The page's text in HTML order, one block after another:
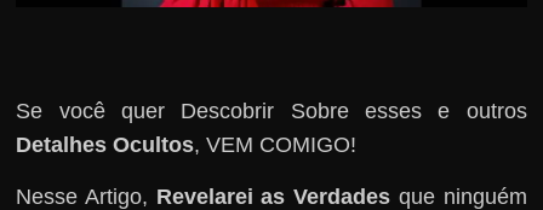
Se você quer Descobrir Sobre esses e outros
Detalhes Ocultos, VEM COMIGO!
Nesse Artigo, Revelarei as Verdades que ninguém